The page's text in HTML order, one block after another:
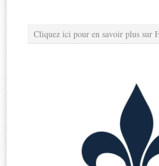
Cliquez ici pour en savoir plus sur